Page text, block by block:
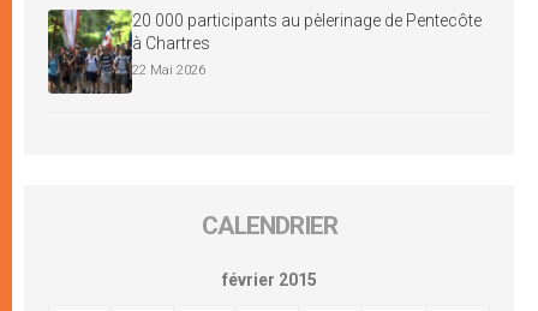
20 000 participants au pèlerinage de Pentecôte
à Chartres
22 Mai 2026
CALENDRIER
février 2015